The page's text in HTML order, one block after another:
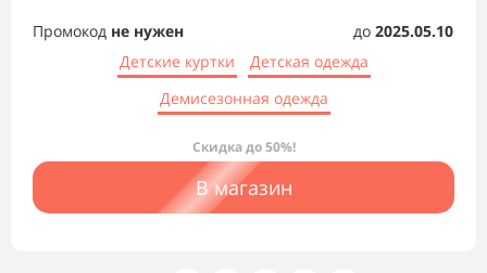
Промокод не нужен до 2025.05.10
Детские куртки
Детская одежда
Демисезонная одежда
Скидка до 50%!
В магазин